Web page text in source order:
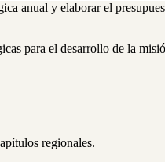
anual y elaborar el
para el desarrollo de la
regionales.